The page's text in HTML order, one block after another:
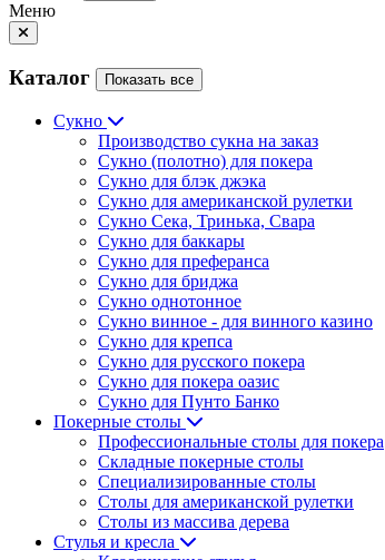
Меню
Каталог Показать все
Сукно
Производство сукна на заказ
Сукно (полотно) для покера
Сукно для блэк джэка
Сукно для американской рулетки
Сукно Сека, Тринька, Свара
Сукно для баккары
Сукно для преферанса
Сукно для бриджа
Сукно однотонное
Сукно винное - для винного казино
Сукно для крепса
Сукно для русского покера
Сукно для покера оазис
Сукно для Пунто Банко
Покерные столы
Профессиональные столы для покера
Складные покерные столы
Специализированные столы
Столы для американской рулетки
Столы из массива дерева
Стулья и кресла